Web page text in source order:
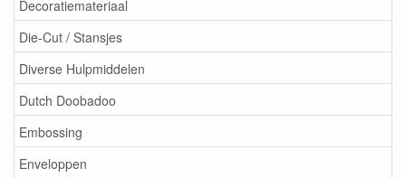
Decoratiemateriaal
Die-Cut / Stansjes
Diverse Hulpmiddelen
Dutch Doobadoo
Embossing
Enveloppen